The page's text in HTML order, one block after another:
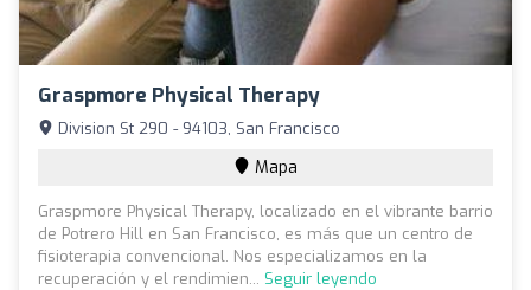
Graspmore Physical Therapy
Division St 290 - 94103, San Francisco
Mapa
Graspmore Physical Therapy, localizado en el vibrante barrio
de Potrero Hill en San Francisco, es más que un centro de
fisioterapia convencional. Nos especializamos en la
recuperación y el rendimien... Seguir leyendo